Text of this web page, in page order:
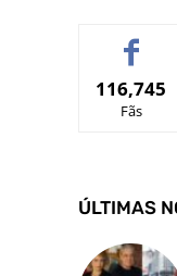
116,745
Fãs
ÚLTIMAS